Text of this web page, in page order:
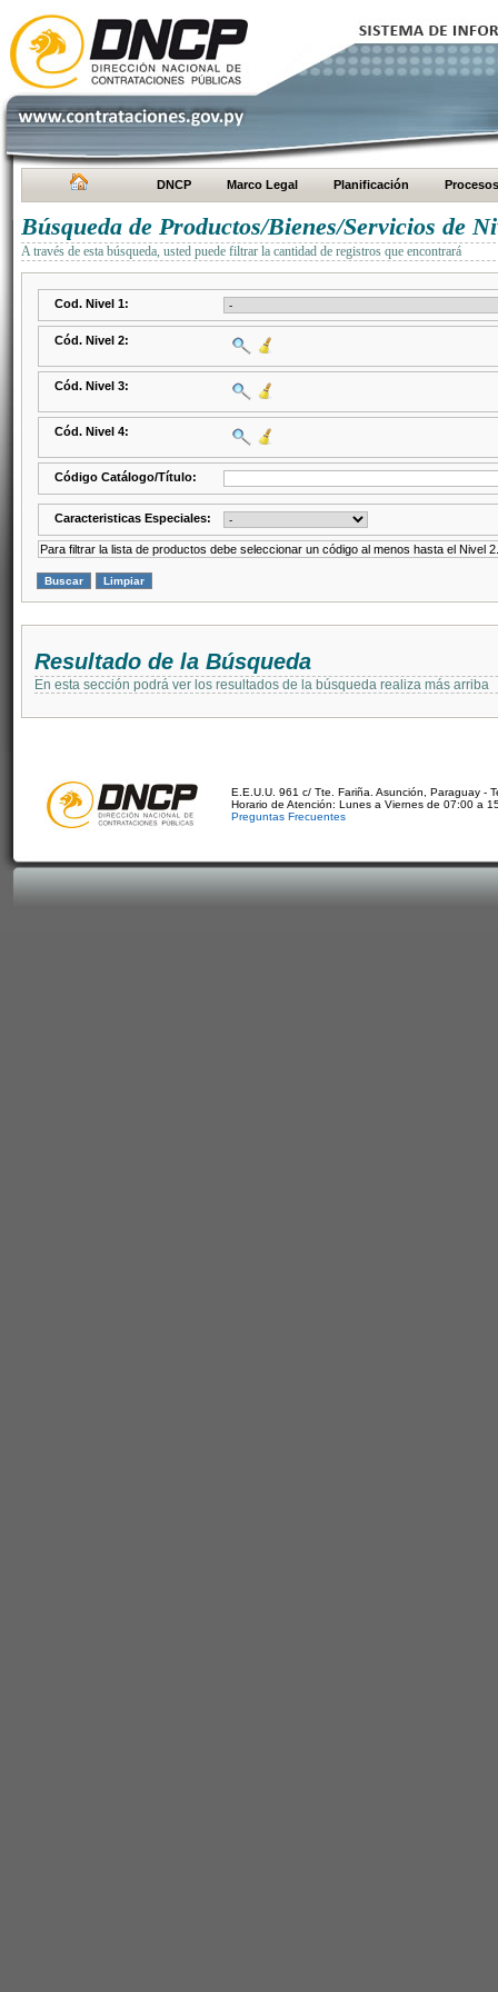
DNCP Marco Legal Planificación Procesos
Búsqueda de Productos/Bienes/Servicios de
A través de esta búsqueda, usted puede filtrar la cantidad de registros que encontrará
Cod. Nivel 1:
Cód. Nivel 2:
Cód. Nivel 3:
Cód. Nivel 4:
Código Catálogo/Título:
Caracteristicas Especiales:
Para filtrar la lista de productos debe seleccionar un código al menos hasta el Nivel 2.
Resultado de la Búsqueda
En esta sección podrá ver los resultados de la búsqueda realiza más arriba
E.E.U.U. 961 c/ Tte. Fariña. Asunción, Paraguay -
Horario de Atención: Lunes a Viernes de 07:00 a
Preguntas Frecuentes